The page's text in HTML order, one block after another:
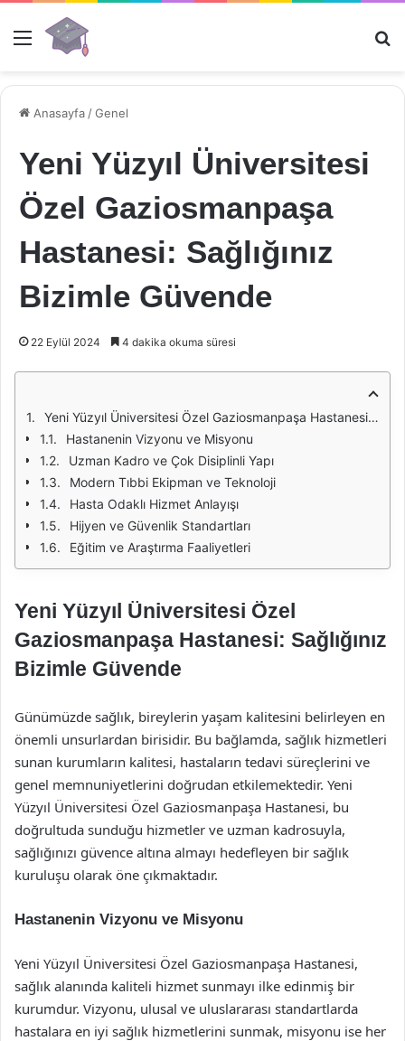
Menü
Anasayfa /Genel
Yeni Yüzyıl Üniversitesi
Özel Gaziosmanpaşa
Hastanesi: Sağlığınız
Bizimle Güvende
22 Eylül 2024 4 dakika okuma süresi
Yeni Yüzyıl Üniversitesi Özel Gaziosmanpaşa Hastanesi: Sağlığınız Bizimle Güvende
Hastanenin Vizyonu ve Misyonu
Uzman Kadro ve Çok Disiplinli Yapı
Modern Tıbbi Ekipman ve Teknoloji
Hasta Odaklı Hizmet Anlayışı
Hijyen ve Güvenlik Standartları
Eğitim ve Araştırma Faaliyetleri
Yeni Yüzyıl Üniversitesi Özel
Gaziosmanpaşa Hastanesi: Sağlığınız
Bizimle Güvende
Günümüzde sağlık, bireylerin yaşam kalitesini belirleyen en
önemli unsurlardan birisidir. Bu bağlamda, sağlık hizmetleri
sunan kurumların kalitesi, hastaların tedavi süreçlerini ve
genel memnuniyetlerini doğrudan etkilemektedir. Yeni
Yüzyıl Üniversitesi Özel Gaziosmanpaşa Hastanesi, bu
doğrultuda sunduğu hizmetler ve uzman kadrosuyla,
sağlığınızı güvence altına almayı hedefleyen bir sağlık
kuruluşu olarak öne çıkmaktadır.
Hastanenin Vizyonu ve Misyonu
Yeni Yüzyıl Üniversitesi Özel Gaziosmanpaşa Hastanesi,
sağlık alanında kaliteli hizmet sunmayı ilke edinmiş bir
kurumdur. Vizyonu, ulusal ve uluslararası standartlarda
hastalara en iyi sağlık hizmetlerini sunmak, misyonu ise her